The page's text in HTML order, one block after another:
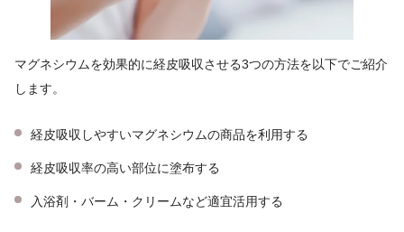
マグネシウムを効果的に経皮吸収させる3つの方法を以下でご紹介
します。
経皮吸収しやすいマグネシウムの商品を利用する
経皮吸収率の高い部位に塗布する
入浴剤・バーム・クリームなど適宜活用する